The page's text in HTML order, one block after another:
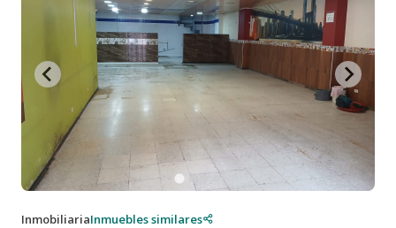
InmobiliariaInmuebles similares